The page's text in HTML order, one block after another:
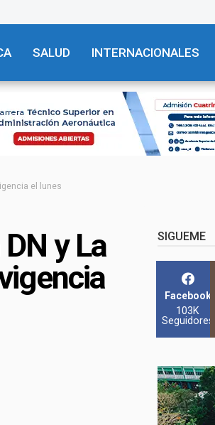
SALUD INTERNACIONALES
el lunes
y La
SIGUEME
Facebook
103K
Seguidores